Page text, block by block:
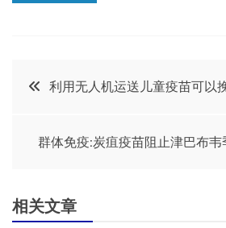
文
航
利用无人机运送儿童疫苗可以
群体免疫:炭疽疫苗阻止津巴布
相关文章